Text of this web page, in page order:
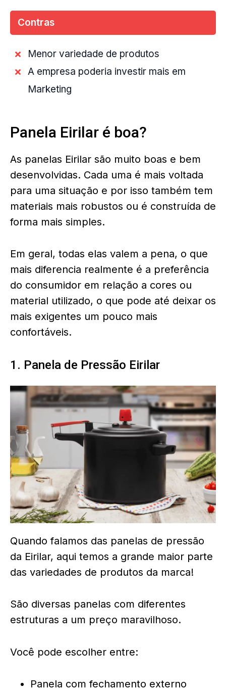
Contras
Menor variedade de produtos
A empresa poderia investir mais em
Marketing
Panela Eirilar é boa?
As panelas Eirilar são muito boas e bem
desenvolvidas. Cada uma é mais voltada
para uma situação e por isso também tem
materiais mais robustos ou é construída de
forma mais simples.
Em geral, todas elas valem a pena, o que
mais diferencia realmente é a preferência
do consumidor em relação a cores ou
material utilizado, o que pode até deixar os
mais exigentes um pouco mais
confortáveis.
1. Panela de Pressão Eirilar
Quando falamos das panelas de pressão
da Eirilar, aqui temos a grande maior parte
das variedades de produtos da marca!
São diversas panelas com diferentes
estruturas a um preço maravilhoso.
Você pode escolher entre:
Panela com fechamento externo